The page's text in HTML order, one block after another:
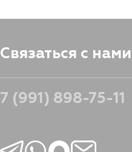
Связаться с нами
7 (991) 898-75-11